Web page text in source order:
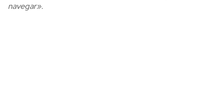
navegar».